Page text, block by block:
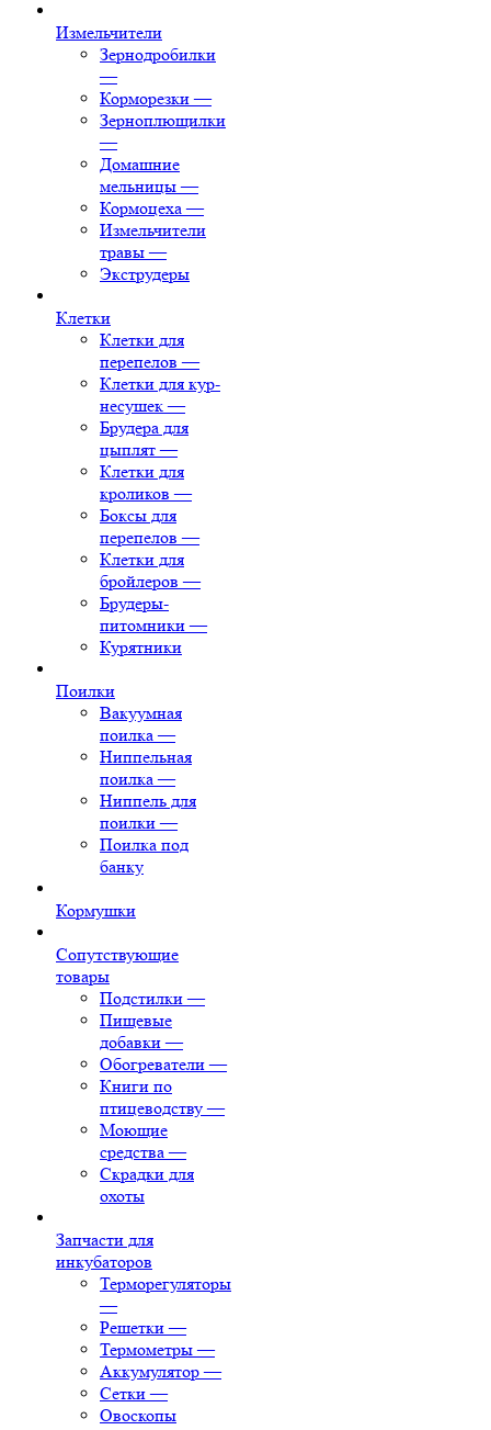
Измельчители
Зернодробилки
—
Корморезки —
Зерноплющилки
—
Домашние
мельницы —
Кормоцеха —
Измельчители
травы —
Экструдеры
Клетки
Клетки для
перепелов —
Клетки для кур-
несушек —
Брудера для
цыплят —
Клетки для
кроликов —
Боксы для
перепелов —
Клетки для
бройлеров —
Брудеры-
питомники —
Курятники
Поилки
Вакуумная
поилка —
Ниппельная
поилка —
Ниппель для
поилки —
Поилка под
банку
Кормушки
Сопутствующие
товары
Подстилки —
Пищевые
добавки —
Обогреватели —
Книги по
птицеводству —
Моющие
средства —
Скрадки для
охоты
Запчасти для
инкубаторов
Терморегуляторы
—
Решетки —
Термометры —
Аккумулятор —
Сетки —
Овоскопы